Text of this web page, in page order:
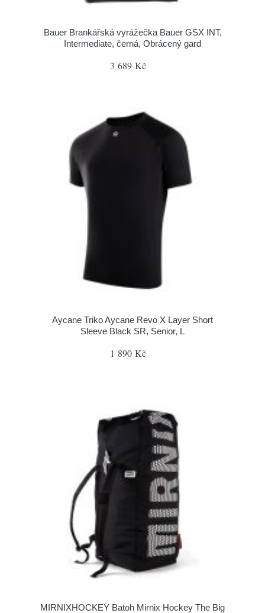
Bauer Brankářská vyrážečka Bauer GSX INT,
Intermediate, černá, Obrácený gard
3 689 Kč
Aycane Triko Aycane Revo X Layer Short
Sleeve Black SR, Senior, L
1 890 Kč
MIRNIXHOCKEY Batoh Mirnix Hockey The Big